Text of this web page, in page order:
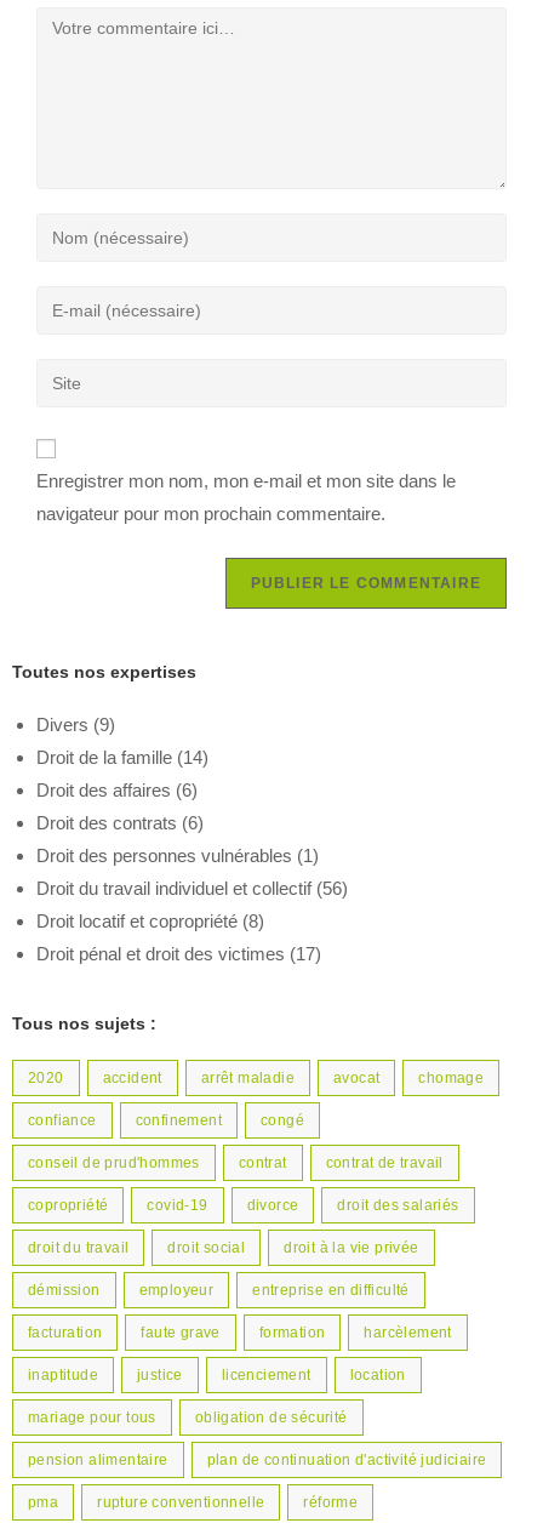
Enregistrer mon nom, mon e-mail et mon site dans le
navigateur pour mon prochain commentaire.
Toutes nos expertises
Divers (9)
Droit de la famille (14)
Droit des affaires (6)
Droit des contrats (6)
Droit des personnes vulnérables (1)
Droit du travail individuel et collectif (56)
Droit locatif et copropriété (8)
Droit pénal et droit des victimes (17)
Tous nos sujets :
2020 accident arrêt maladie avocat chomage
confiance confinement congé
conseil de prud'hommes contrat contrat de travail
copropriété covid-19 divorce droit des salariés
droit du travail droit social droit à la vie privée
démission employeur entreprise en difficulté
facturation faute grave formation harcèlement
inaptitude justice licenciement location
mariage pour tous obligation de sécurité
pension alimentaire plan de continuation d'activité judiciaire
pma rupture conventionnelle réforme